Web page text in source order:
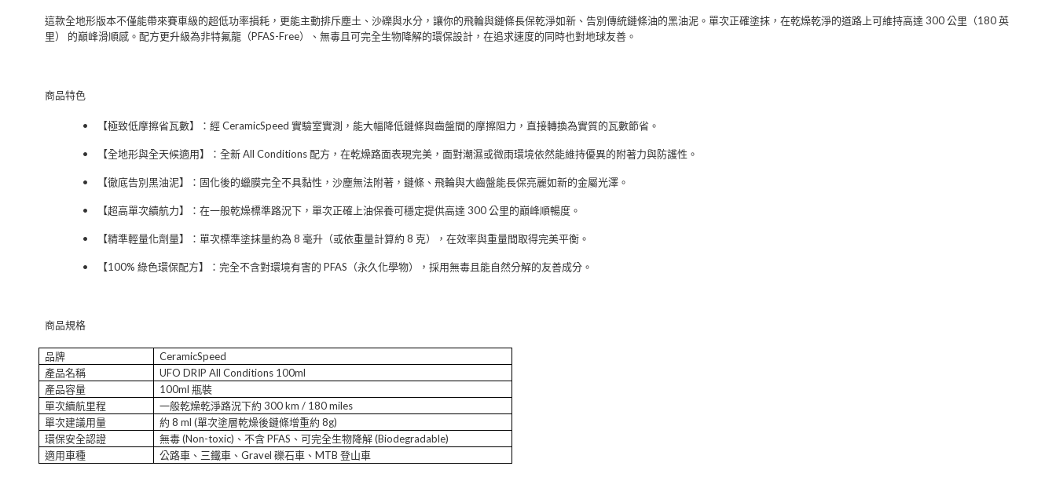
這款全地形版本不僅能帶來賽車級的超低功率損耗，更能主動排斥塵土、沙礫與水分，讓你的飛輪與鏈條長保乾淨如新、告別傳統鏈條油的黑油泥。單次正確塗抹，在乾燥乾淨的道路上可維持高達300公里（180英
里）
的巔峰滑順感。配方更升級為非特氟龍（PFAS-Free）、無毒且可完全生物降解的環保設計，在追求速度的同時也對地球友善。
商品特色
• 【極致低摩擦省瓦數】 ：經CeramicSpeed 實驗室實測，能大幅降低鏈條與齒盤間的摩擦阻力，直接轉換為實質的瓦數節省。
• 【全地形與全天候適用】 ：全新All Conditions配方，在乾燥路面表現完美，面對潮濕或微雨環境依然能維持優異的附著力與防護性。
• 【徹底告別黑油泥】 ：固化後的蠟膜完全不具黏性，沙塵無法附著，鏈條、飛輪與大齒盤能長保亮麗如新的金屬光澤。
• 【超高單次續航力】 ：在一般乾燥標準路況下，單次正確上油保養可穩定提供高達300公里的巔峰順暢度。
• 【精準輕量化劑量】 ：單次標準塗抹量約為 8 毫升（或依重量計算約 8 克），在效率與重量間取得完美平衡。
• 【100% 綠色環保配方】 ：完全不含對環境有害的 PFAS （永久化學物），採用無毒且能自然分解的友善成分。
商品規格
品牌
CeramicSpeed
產品名稱
UFO DRIP All Conditions 100ml
產品容量
100ml瓶裝
單次續航里程
一般乾燥乾淨路況下約 300 km / 180 miles
單次建議用量
約 8 ml (單次塗層乾燥後鏈條增重約 8g)
環保安全認證
無毒(Non-toxic) 、不含PFAS 、可完全生物降解(Biodegradable)
適用車種
公路車、三鐵車、Gravel礫石車、MTB登山車